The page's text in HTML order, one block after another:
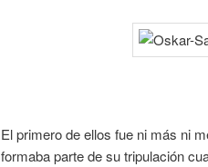
El primero de ellos fue ni más ni
formaba parte de su tripulación